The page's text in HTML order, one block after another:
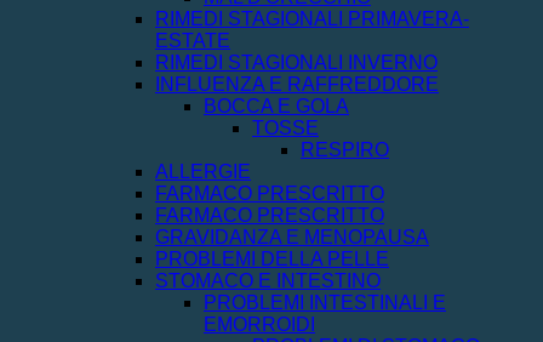
RIMEDI STAGIONALI PRIMAVERA-
ESTATE
RIMEDI STAGIONALI INVERNO
INFLUENZA E RAFFREDDORE
BOCCA E GOLA
TOSSE
RESPIRO
ALLERGIE
FARMACO PRESCRITTO
FARMACO PRESCRITTO
GRAVIDANZA E MENOPAUSA
PROBLEMI DELLA PELLE
STOMACO E INTESTINO
PROBLEMI INTESTINALI E
EMORROIDI